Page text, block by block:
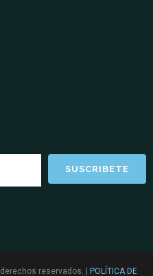
reservados. | POLÍTICA DE